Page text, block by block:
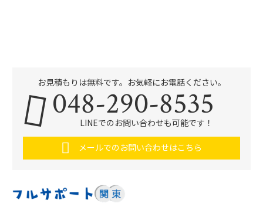
お見積もりは無料です。お気軽にお電話ください。
048-290-8535
LINEでのお問い合わせも可能です！
メールでのお問い合わせはこちら